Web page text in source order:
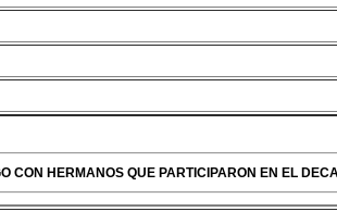
CON HERMANOS QUE PARTICIPARON EN EL